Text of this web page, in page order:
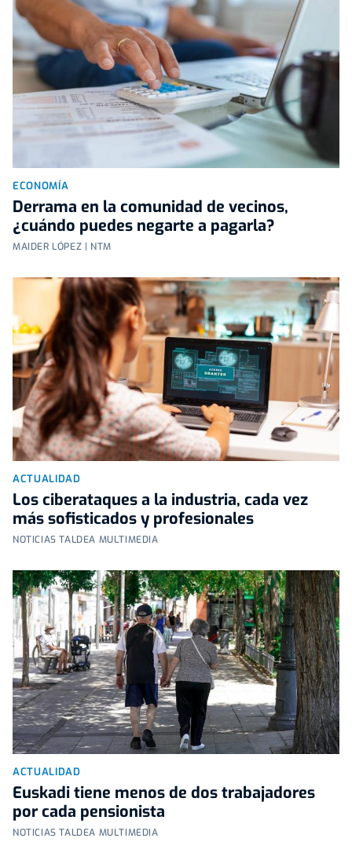
ECONOMÍA
Derrama en la comunidad de vecinos,
¿cuándo puedes negarte a pagarla?
MAIDER LÓPEZ | NTM
ACTUALIDAD
Los ciberataques a la industria, cada vez
más sofisticados y profesionales
NOTICIAS TALDEA MULTIMEDIA
ACTUALIDAD
Euskadi tiene menos de dos trabajadores
por cada pensionista
NOTICIAS TALDEA MULTIMEDIA